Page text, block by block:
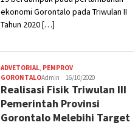
ekonomi Gorontalo pada Triwulan II
Tahun 2020 […]
ADVETORIAL, PEMPROV
GORONTALOAdmin 16/10/2020
Realisasi Fisik Triwulan III
Pemerintah Provinsi
Gorontalo Melebihi Target